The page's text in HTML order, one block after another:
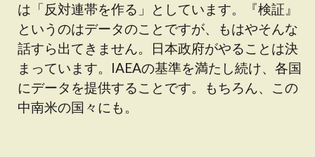
は「反対連帯を作る」としています。『検証』
というのはデータのことですが、もはやそんな
話すら出てきません。日本政府がやることは決
まっています。IAEAの基準を満たし続け、各国
にデータを提供することです。もちろん、この
中南米の国々にも。